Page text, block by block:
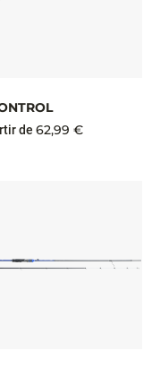
de 62,99 €